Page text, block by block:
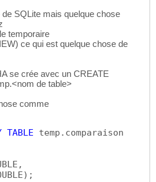
SQLite mais quelque chose
temporaire
ce qui est quelque chose de
se crée avec un CREATE
de table>
comme
TABLE
) ;